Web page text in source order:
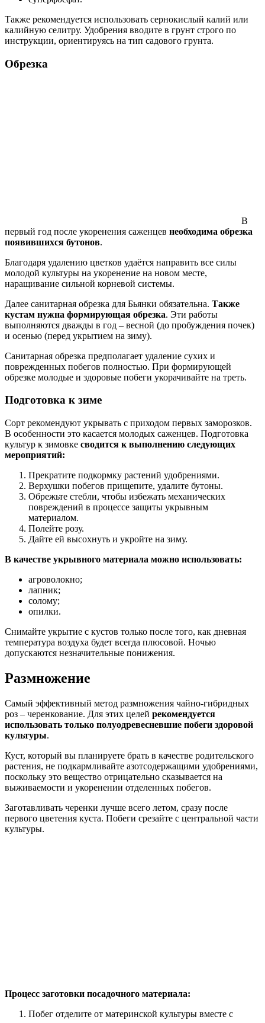
Также рекомендуется использовать сернокислый калий или
калийную селитру. Удобрения вводите в грунт строго по
инструкции, ориентируясь на тип садового грунта.
Обрезка
В
первый год после укоренения саженцев необходима обрезка
появившихся бутонов.
Благодаря удалению цветков удаётся направить все силы
молодой культуры на укоренение на новом месте,
наращивание сильной корневой системы.
Далее санитарная обрезка для Бьянки обязательна. Также
кустам нужна формирующая обрезка. Эти работы
выполняются дважды в год – весной (до пробуждения почек)
и осенью (перед укрытием на зиму).
Санитарная обрезка предполагает удаление сухих и
поврежденных побегов полностью. При формирующей
обрезке молодые и здоровые побеги укорачивайте на треть.
Подготовка к зиме
Сорт рекомендуют укрывать с приходом первых заморозков.
В особенности это касается молодых саженцев. Подготовка
культур к зимовке сводится к выполнению следующих
мероприятий:
Прекратите подкормку растений удобрениями.
Верхушки побегов прищепите, удалите бутоны.
Обрежьте стебли, чтобы избежать механических
повреждений в процессе защиты укрывным
материалом.
Полейте розу.
Дайте ей высохнуть и укройте на зиму.
В качестве укрывного материала можно использовать:
агроволокно;
лапник;
солому;
опилки.
Снимайте укрытие с кустов только после того, как дневная
температура воздуха будет всегда плюсовой. Ночью
допускаются незначительные понижения.
Размножение
Самый эффективный метод размножения чайно-гибридных
роз – черенкование. Для этих целей рекомендуется
использовать только полуодревесневшие побеги здоровой
культуры.
Куст, который вы планируете брать в качестве родительского
растения, не подкармливайте азотсодержащими удобрениями,
поскольку это вещество отрицательно сказывается на
выживаемости и укоренении отделенных побегов.
Заготавливать черенки лучше всего летом, сразу после
первого цветения куста. Побеги срезайте с центральной части
культуры.
Процесс заготовки посадочного материала:
Побег отделите от материнской культуры вместе с